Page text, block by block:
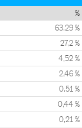
%
63,29 %
27,2 %
4,52 %
2,46 %
0,51 %
0,44 %
0,21 %